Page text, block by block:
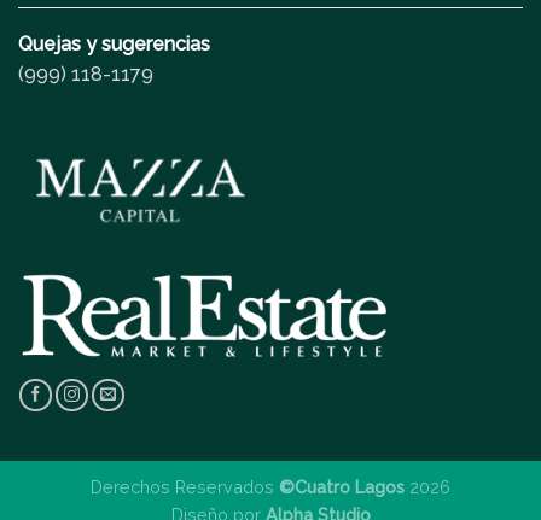
Quejas y sugerencias
(999) 118-1179
Derechos Reservados ©Cuatro Lagos 2026
Diseño por Alpha Studio